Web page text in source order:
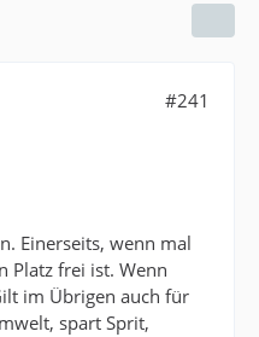
#241
Einerseits, wenn mal
Platz frei ist. Wenn
im Übrigen auch für
spart Sprit,